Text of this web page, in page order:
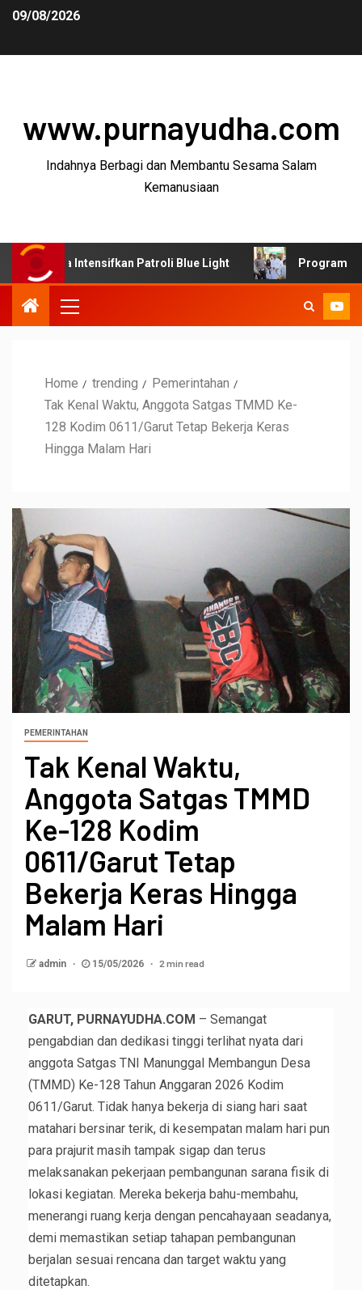
09/08/2026
www.purnayudha.com
Indahnya Berbagi dan Membantu Sesama Salam
Kemanusiaan
Intensifkan Patroli Blue Light Program SUJUD
Home trending
Pemerintahan
Tak Kenal Waktu, Anggota Satgas TMMD Ke-
128 Kodim 0611/Garut Tetap Bekerja Keras
Hingga Malam Hari
PEMERINTAHAN
Tak Kenal Waktu,
Anggota Satgas TMMD
Ke-128 Kodim
0611/Garut Tetap
Bekerja Keras Hingga
Malam Hari
admin 15/05/2026 2 min read
GARUT, PURNAYUDHA.COM – Semangat
pengabdian dan dedikasi tinggi terlihat nyata dari
anggota Satgas TNI Manunggal Membangun Desa
(TMMD) Ke-128 Tahun Anggaran 2026 Kodim
0611/Garut. Tidak hanya bekerja di siang hari saat
matahari bersinar terik, di kesempatan malam hari pun
para prajurit masih tampak sigap dan terus
melaksanakan pekerjaan pembangunan sarana fisik di
lokasi kegiatan. Mereka bekerja bahu-membahu,
menerangi ruang kerja dengan pencahayaan seadanya,
demi memastikan setiap tahapan pembangunan
berjalan sesuai rencana dan target waktu yang
ditetapkan.